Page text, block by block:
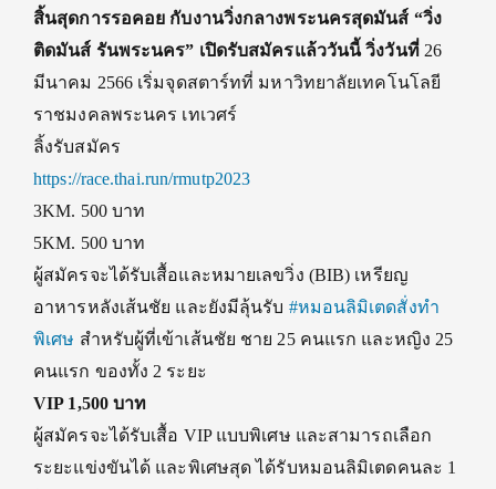
สิ้นสุดการรอคอย กับงานวิ่งกลางพระนครสุดมันส์ “วิ่ง
ติดมันส์ รันพระนคร” เปิดรับสมัครแล้ววันนี้ วิ่งวันที่ 26
มีนาคม 2566 เริ่มจุดสตาร์ทที่ มหาวิทยาลัยเทคโนโลยี
ราชมงคลพระนคร เทเวศร์
ลิ้งรับสมัคร
https://race.thai.run/rmutp2023
3KM. 500 บาท
5KM. 500 บาท
ผู้สมัครจะได้รับเสื้อและหมายเลขวิ่ง (BIB) เหรียญ
อาหารหลังเส้นชัย และยังมีลุ้นรับ #หมอนลิมิเตดสั่งทำ
พิเศษ สำหรับผู้ที่เข้าเส้นชัย ชาย 25 คนแรก และหญิง 25
คนแรก ของทั้ง 2 ระยะ
VIP 1,500 บาท
ผู้สมัครจะได้รับเสื้อ VIP แบบพิเศษ และสามารถเลือก
ระยะแข่งขันได้ และพิเศษสุด ได้รับหมอนลิมิเตดคนละ 1